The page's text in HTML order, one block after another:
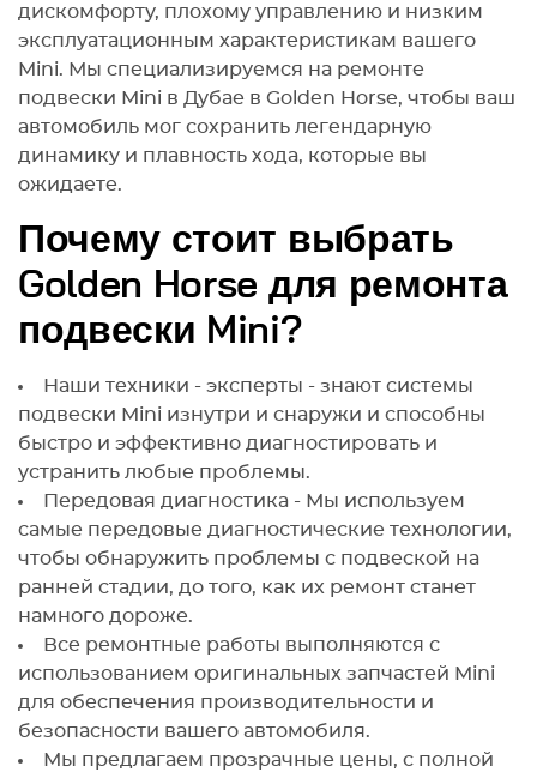
Horse
дискомфорту, плохому управлению и низким
эксплуатационным характеристикам вашего
Mini. Мы специализируемся на ремонте
подвески Mini в Дубае в Golden Horse, чтобы ваш
автомобиль мог сохранить легендарную
динамику и плавность хода, которые вы
ожидаете.
Почему стоит выбрать
Golden Horse для ремонта
подвески Mini?
Наши техники - эксперты - знают системы
подвески Mini изнутри и снаружи и способны
быстро и эффективно диагностировать и
устранить любые проблемы.
Передовая диагностика - Мы используем
самые передовые диагностические технологии,
чтобы обнаружить проблемы с подвеской на
ранней стадии, до того, как их ремонт станет
намного дороже.
Все ремонтные работы выполняются с
использованием оригинальных запчастей Mini
для обеспечения производительности и
безопасности вашего автомобиля.
Мы предлагаем прозрачные цены, с полной